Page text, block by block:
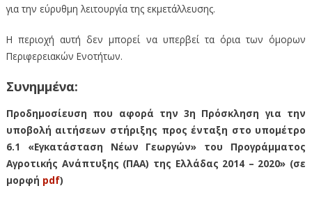
για την εύρυθμη λειτουργία της εκμετάλλευσης.
Η περιοχή αυτή δεν μπορεί να υπερβεί τα όρια των όμορων
Περιφερειακών Ενοτήτων.
Συνημμένα:
Προδημοσίευση που αφορά την 3η Πρόσκληση για την
υποβολή αιτήσεων στήριξης προς ένταξη στο υπομέτρο
6.1 «Εγκατάσταση Νέων Γεωργών» του Προγράμματος
Αγροτικής Ανάπτυξης (ΠΑΑ) της Ελλάδας 2014 – 2020» (σε
μορφή pdf)